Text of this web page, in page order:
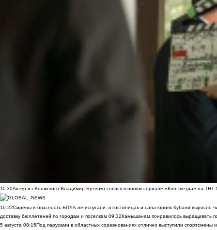
11:30Актер из Волжского Владимир Бутенко снялся в новом сериале «Коп-звезда» на ТНТ
10:22Сирены и опасность БПЛА не испугали: в гостиницах и санаториях Кубани выросло
доставку бюллетеней по городам и поселкам 09:32Камышанам понравилось выращивать
5 августа 08:15Под парусами в областных соревнованиях отлично выступили спортсмены